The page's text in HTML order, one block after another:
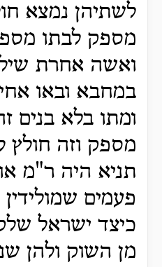
לשתיהן נמצא
מספק לבתו
ואשה אחרת
במחבא ובאו
ומתו בלא בנים
מספק וזה חולץ
תניא היה ר"מ
פעמים
כיצד ישראל
מן השוק ולהן